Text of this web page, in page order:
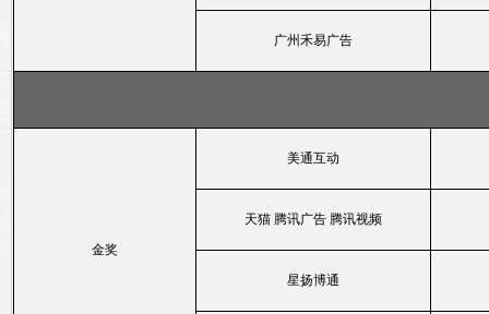
广州禾易广告
金奖
美通互动
天猫 腾讯广告 腾讯视频
星扬博通